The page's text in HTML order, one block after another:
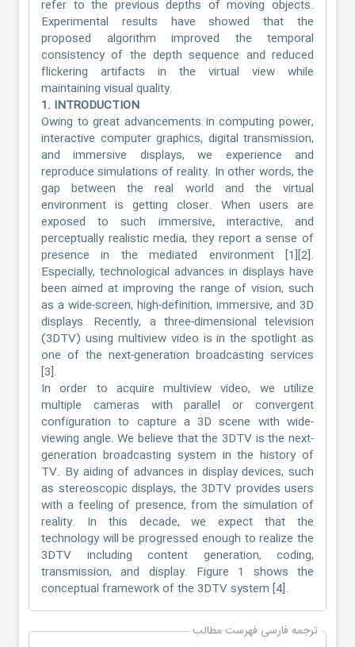
refer to the previous depths of moving objects.
Experimental results have showed that the
proposed algorithm improved the temporal
consistency of the depth sequence and reduced
flickering artifacts in the virtual view while
maintaining visual quality.
1. INTRODUCTION
Owing to great advancements in computing power,
interactive computer graphics, digital transmission,
and immersive displays, we experience and
reproduce simulations of reality. In other words, the
gap between the real world and the virtual
environment is getting closer. When users are
exposed to such immersive, interactive, and
perceptually realistic media, they report a sense of
presence in the mediated environment [1][2].
Especially, technological advances in displays have
been aimed at improving the range of vision, such
as a wide-screen, high-definition, immersive, and 3D
displays. Recently, a three-dimensional television
(3DTV) using multiview video is in the spotlight as
one of the next-generation broadcasting services
[3].
In order to acquire multiview video, we utilize
multiple cameras with parallel or convergent
configuration to capture a 3D scene with wide-
viewing angle. We believe that the 3DTV is the next-
generation broadcasting system in the history of
TV. By aiding of advances in display devices, such
as stereoscopic displays, the 3DTV provides users
with a feeling of presence, from the simulation of
reality. In this decade, we expect that the
technology will be progressed enough to realize the
3DTV including content generation, coding,
transmission, and display. Figure 1 shows the
conceptual framework of the 3DTV system [4].
ترجمه فارسی فهرست مطالب